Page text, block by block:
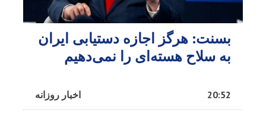
بسنت: هرگز اجازه دستیابی ایران
به سلاح هسته‌ای را نمی‌دهیم
اخبار روزانه 20:52